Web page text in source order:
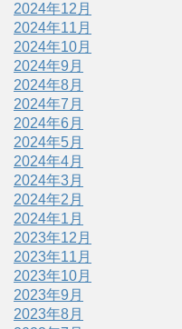
2024年12月
2024年11月
2024年10月
2024年9月
2024年8月
2024年7月
2024年6月
2024年5月
2024年4月
2024年3月
2024年2月
2024年1月
2023年12月
2023年11月
2023年10月
2023年9月
2023年8月